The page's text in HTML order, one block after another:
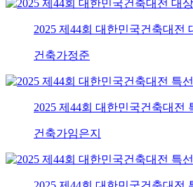
2025 제44회 대한민국건축대전
건축가정준
2025 제44회 대한민국건축대
건축가임은지